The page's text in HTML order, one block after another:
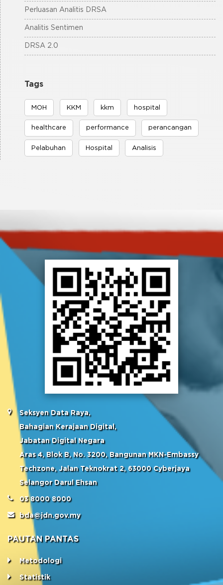
Perluasan Analitis DRSA
Analitis Sentimen
DRSA 2.0
Tags
MOH KKM kkm hospital
healthcare performance perancangan
Pelabuhan Hospital Analisis
Seksyen Data Raya,
Bahagian Kerajaan Digital,
Jabatan Digital Negara
Aras 4, Blok B, No. 3200, Bangunan MKN-Embassy
Techzone, Jalan Teknokrat 2, 63000 Cyberjaya
Selangor Darul Ehsan
03 8000 8000
bda@jdn.gov.my
PAUTAN PANTAS
Metodologi
Statistik